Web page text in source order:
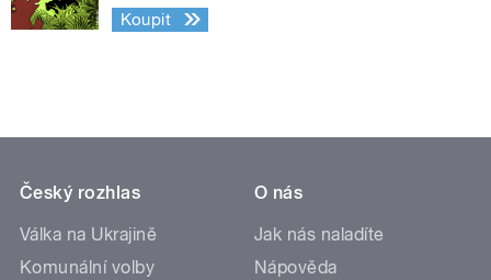
Koupit
Český rozhlas
Válka na Ukrajině
Komunální volby
O nás
Jak nás naladíte
Nápověda